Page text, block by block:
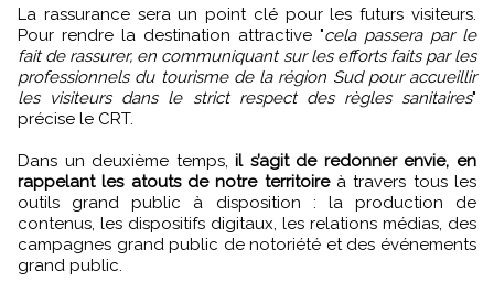
La rassurance sera un point clé pour les futurs visiteurs.
Pour rendre la destination attractive "cela passera par le
fait de rassurer, en communiquant sur les efforts faits par les
professionnels du tourisme de la région Sud pour accueillir
les visiteurs dans le strict respect des règles sanitaires"
précise le CRT.
Dans un deuxième temps,il s’agit de redonner envie, en
rappelant les atouts de notre territoireà travers tous les
outils grand public à disposition : la production de
contenus, les dispositifs digitaux, les relations médias, des
campagnes grand public de notoriété et des événements
grand public.